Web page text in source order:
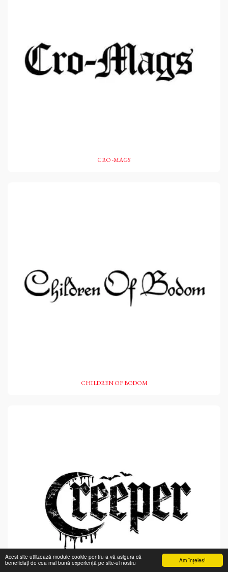
Am înţeles!
Acest site utilizează module cookie pentru a vă asigura că
beneficiați de cea mai bună experiență pe site-ul nostru
CRO -MAGS
CHILDREN OF BODOM